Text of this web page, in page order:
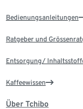
Bedienungsanleitungen
Ratgeber und
Entsorgung/
Kaffeewissen
Über Tchibo